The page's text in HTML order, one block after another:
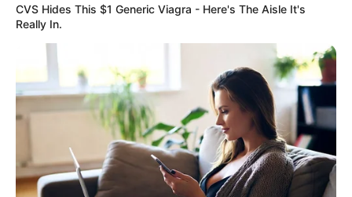
CVS Hides This $1 Generic Viagra - Here's The Aisle It's
Really In.